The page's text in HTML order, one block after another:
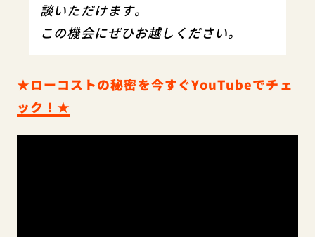
談いただけます。
この機会にぜひお越しください。
★ローコストの秘密を今すぐYouTubeでチェ
ック！★